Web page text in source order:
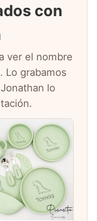
con
ver el nombre
Lo grabamos
lo